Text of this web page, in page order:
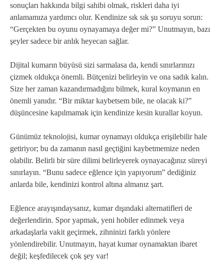
sonuçları hakkında bilgi sahibi olmak, riskleri daha iyi
anlamamıza yardımcı olur. Kendinize sık sık şu soruyu sorun:
“Gerçekten bu oyunu oynayamaya değer mi?” Unutmayın, bazı
şeyler sadece bir anlık heyecan sağlar.
Dijital kumarın büyüsü sizi sarmalasa da, kendi sınırlarınızı
çizmek oldukça önemli. Bütçenizi belirleyin ve ona sadık kalın.
Size her zaman kazandırmadığını bilmek, kural koymanın en
önemli yanıdır. “Bir miktar kaybetsem bile, ne olacak ki?”
düşüncesine kapılmamak için kendinize kesin kurallar koyun.
Günümüz teknolojisi, kumar oynamayı oldukça erişilebilir hale
getiriyor; bu da zamanın nasıl geçtiğini kaybetmemize neden
olabilir. Belirli bir süre dilimi belirleyerek oynayacağınız süreyi
sınırlayın. “Bunu sadece eğlence için yapıyorum” dediğiniz
anlarda bile, kendinizi kontrol altına almanız şart.
Eğlence arayışındaysanız, kumar dışındaki alternatifleri de
değerlendirin. Spor yapmak, yeni hobiler edinmek veya
arkadaşlarla vakit geçirmek, zihninizi farklı yönlere
yönlendirebilir. Unutmayın, hayat kumar oynamaktan ibaret
değil; keşfedilecek çok şey var!